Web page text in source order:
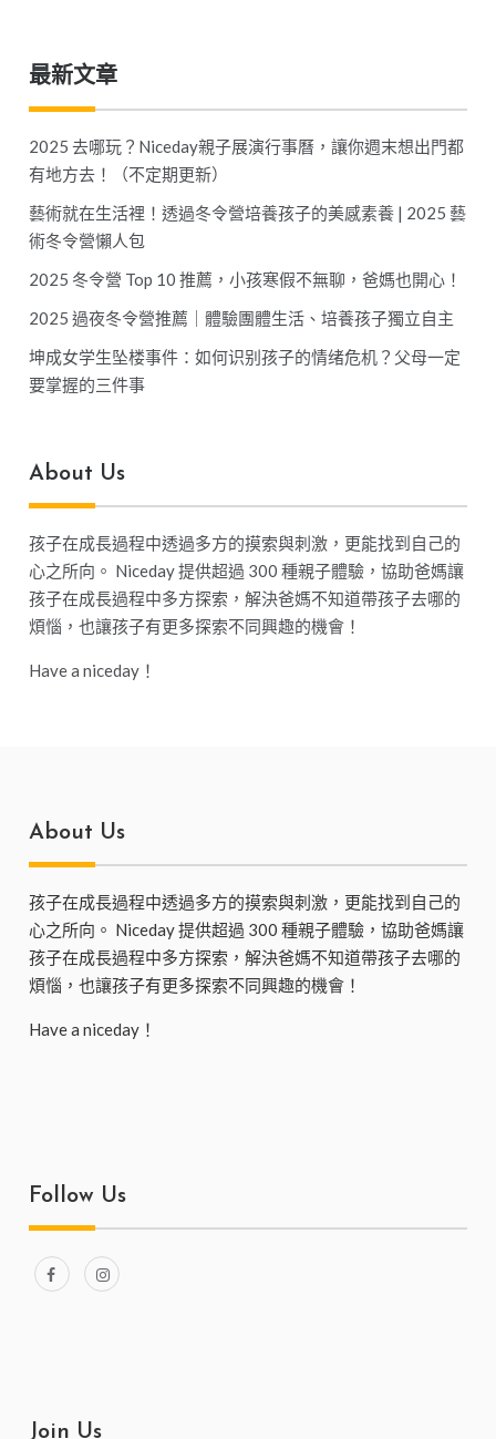
最新文章
2025 去哪玩？Niceday親子展演行事曆，讓你週末想出門都
有地方去！（不定期更新）
藝術就在生活裡！透過冬令營培養孩子的美感素養 | 2025 藝
術冬令營懶人包
2025 冬令營 Top 10 推薦，小孩寒假不無聊，爸媽也開心！
2025 過夜冬令營推薦｜體驗團體生活、培養孩子獨立自主
坤成女学生坠楼事件：如何识别孩子的情绪危机？父母一定
要掌握的三件事
About Us
孩子在成長過程中透過多方的摸索與刺激，更能找到自己的
心之所向。 Niceday 提供超過 300 種親子體驗，協助爸媽讓
孩子在成長過程中多方探索，解決爸媽不知道帶孩子去哪的
煩惱，也讓孩子有更多探索不同興趣的機會！
Have a niceday！
About Us
孩子在成長過程中透過多方的摸索與刺激，更能找到自己的
心之所向。 Niceday 提供超過 300 種親子體驗，協助爸媽讓
孩子在成長過程中多方探索，解決爸媽不知道帶孩子去哪的
煩惱，也讓孩子有更多探索不同興趣的機會！
Have a niceday！
Follow Us
Join Us